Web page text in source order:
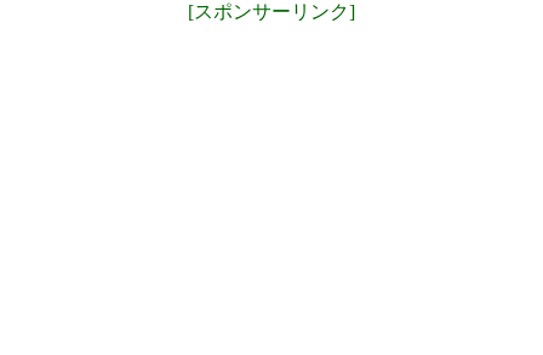
[スポンサーリンク]